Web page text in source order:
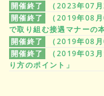
開催終了
（2023年07
開催終了
（2019年08
で取り組む接遇マナーの
開催終了
（2019年08
開催終了
（2019年03
り方のポイント」